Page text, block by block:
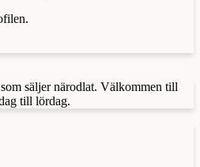
säljer närodlat. Välkommen till
till lördag.